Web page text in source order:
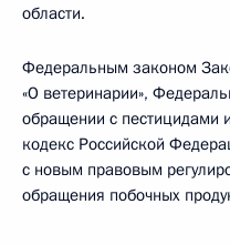
области.
Федеральным законом
«О ветеринарии»,
обращении с пестицидами
кодекс Российской
с новым правовым
обращения побочных